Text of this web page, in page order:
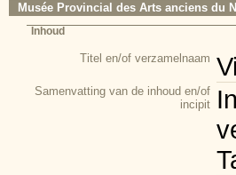
Musée Provincial des Arts anciens du
Inhoud
Titel en/of verzamelnaam
Samenvatting van de inhoud en/of
incipit